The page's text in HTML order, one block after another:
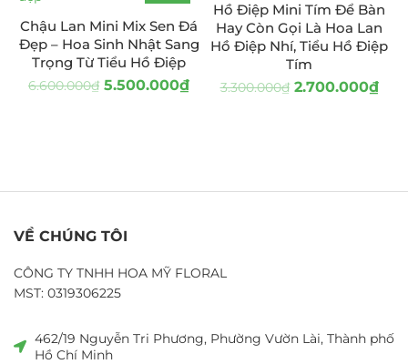
HOT
Chậu Lan Mini Mix Sen Đá
Đẹp – Hoa Sinh Nhật Sang
Trọng Từ Tiểu Hồ Điệp
6.600.000₫ 5.500.000₫
Hồ Điệp Mini Tím Để Bàn
Hay Còn Gọi Là Hoa Lan
Hồ Điệp Nhí, Tiểu Hồ Điệp
Tím
3.300.000₫ 2.700.000₫
VỀ CHÚNG TÔI
CÔNG TY TNHH HOA MỸ FLORAL
MST: 0319306225
462/19 Nguyễn Tri Phương, Phường Vườn Lài, Thành phố
Hồ Chí Minh